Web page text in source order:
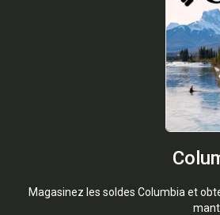
Magasinez les soldes Columbia et